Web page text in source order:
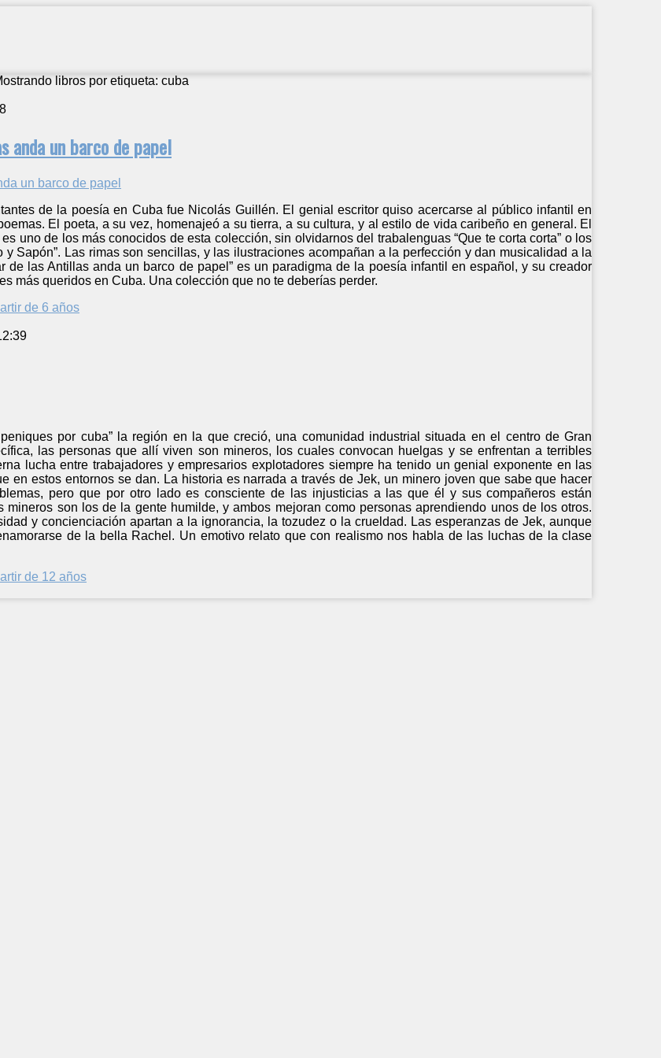
libros por etiqueta: cuba
anda un barco de papel
de la poesía en Cuba fue Nicolás Guillén. El genial escritor quiso acercarse al público infantil en
El poeta, a su vez, homenajeó a su tierra, a su cultura, y al estilo de vida caribeño en general. El
uno de los más conocidos de esta colección, sin olvidarnos del trabalenguas “Que te corta corta” o los
y Sapón”. Las rimas son sencillas, y las ilustraciones acompañan a la perfección y dan musicalidad a la
de las Antillas anda un barco de papel” es un paradigma de la poesía infantil en español, y su creador
más queridos en Cuba. Una colección que no te deberías perder.
de 6 años
por cuba” la región en la que creció, una comunidad industrial situada en el centro de Gran
las personas que allí viven son mineros, los cuales convocan huelgas y se enfrentan a terribles
lucha entre trabajadores y empresarios explotadores siempre ha tenido un genial exponente en las
en estos entornos se dan. La historia es narrada a través de Jek, un minero joven que sabe que hacer
pero que por otro lado es consciente de las injusticias a las que él y sus compañeros están
mineros son los de la gente humilde, y ambos mejoran como personas aprendiendo unos de los otros.
y concienciación apartan a la ignorancia, la tozudez o la crueldad. Las esperanzas de Jek, aunque
de la bella Rachel. Un emotivo relato que con realismo nos habla de las luchas de la clase
de 12 años